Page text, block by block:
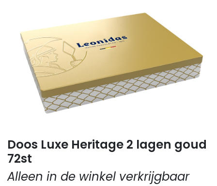
Doos Luxe Heritage 2 lagen goud
72st
Alleen in de winkel verkrijgbaar